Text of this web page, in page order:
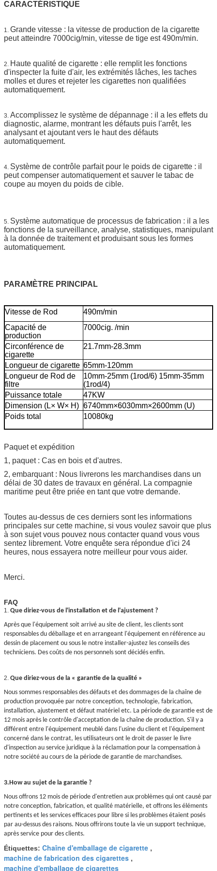
CARACTÉRISTIQUE
1. Grande vitesse : la vitesse de production de la cigarette
peut atteindre 7000cig/min, vitesse de tige est 490m/min.
2. Haute qualité de cigarette : elle remplit les fonctions
d'inspecter la fuite d'air, les extrémités lâches, les taches
molles et dures et rejeter les cigarettes non qualifiées
automatiquement.
3. Accomplissez le système de dépannage : il a les effets du
diagnostic, alarme, montrant les défauts puis l'arrêt, les
analysant et ajoutant vers le haut des défauts
automatiquement.
4. Système de contrôle parfait pour le poids de cigarette : il
peut compenser automatiquement et sauver le tabac de
coupe au moyen du poids de cible.
5. Système automatique de processus de fabrication : il a les
fonctions de la surveillance, analyse, statistiques, manipulant
à la donnée de traitement et produisant sous les formes
automatiquement.
PARAMÈTRE PRINCIPAL
Vitesse de Rod
490m/min
Capacité de
production
7000cig. /min
Circonférence de
cigarette
21.7mm-28.3mm
Longueur de cigarette 65mm-120mm
Longueur de Rod de
filtre
10mm-25mm (1rod/6) 15mm-35mm
(1rod/4)
Puissance totale
47KW
Dimension (L× W× H) 6740mm×6030mm×2600mm (U)
Poids total
10080kg
Paquet et expédition
1, paquet : Cas en bois et d'autres.
2, embarquant : Nous livrerons les marchandises dans un
délai de 30 dates de travaux en général. La compagnie
maritime peut être priée en tant que votre demande.
Toutes au-dessus de ces derniers sont les informations
principales sur cette machine, si vous voulez savoir que plus
à son sujet vous pouvez nous contacter quand vous vous
sentez librement. Votre enquête sera répondue d'ici 24
heures, nous essayera notre meilleur pour vous aider.
Merci.
FAQ
1. Que diriez-vous de l'installation et de l'ajustement ?
Après que l'équipement soit arrivé au site de client, les clients sont
responsables du déballage et en arrangeant l'équipement en référence au
dessin de placement ou sous le notre installer-ajustez les conseils des
techniciens. Des coûts de nos personnels sont décidés enfin.
2. Que diriez-vous de la « garantie de la qualité »
Nous sommes responsables des défauts et des dommages de la chaîne de
production provoquée par notre conception, technologie, fabrication,
installation, ajustement et défaut matériel etc. La période de garantie est de
12 mois après le contrôle d'acceptation de la chaîne de production. S'il y a
différent entre l'équipement meublé dans l'usine du client et l'équipement
concerné dans le contrat, les utilisateurs ont le droit de passer le livre
d'inspection au service juridique à la réclamation pour la compensation à
notre société au cours de la période de garantie de marchandises.
3.How au sujet de la garantie ?
Nous offrons 12 mois de période d'entretien aux problèmes qui ont causé par
notre conception, fabrication, et qualité matérielle, et offrons les éléments
pertinents et les services efficaces pour libre si les problèmes étaient posés
par au-dessus des raisons. Nous offrirons toute la vie un support technique,
après service pour des clients.
Étiquettes: Chaîne d'emballage de cigarette ,
machine de fabrication des cigarettes ,
machine d'emballage de cigarettes